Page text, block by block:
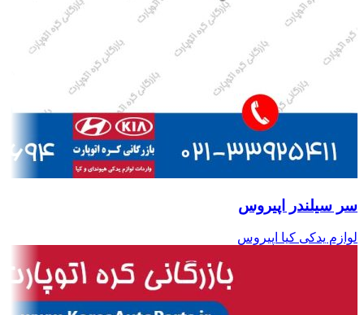
سر سیلندر اپیروس
لوازم یدکی کیا اپیروس